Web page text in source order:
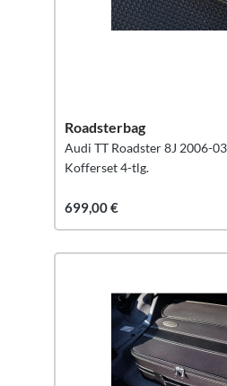
Roadsterbag
Audi TT Roadster 8J 2006-
Kofferset 4-tlg.
699,00 €